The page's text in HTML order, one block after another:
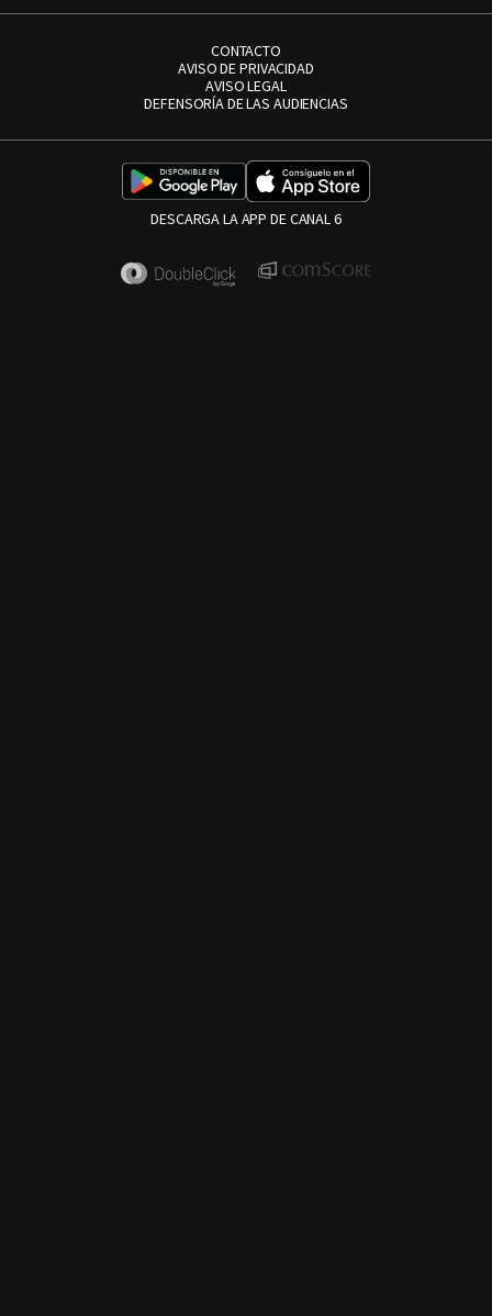
CONTACTO
AVISO DE PRIVACIDAD
AVISO LEGAL
DEFENSORÍA DE LAS AUDIENCIAS
DESCARGA LA APP DE CANAL 6